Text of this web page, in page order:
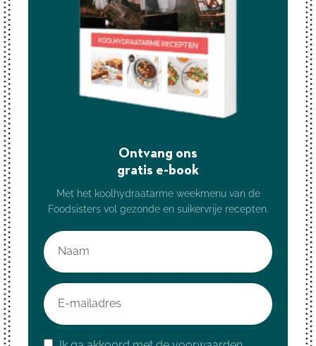
Ontvang ons
gratis e-book
Met het koolhydraatarme weekmenu van de
Foodsisters vol gezonde en suikervrije recepten.